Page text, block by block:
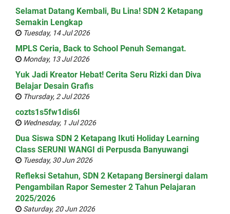
Selamat Datang Kembali, Bu Lina! SDN 2 Ketapang
Semakin Lengkap
Tuesday, 14 Jul 2026
MPLS Ceria, Back to School Penuh Semangat.
Monday, 13 Jul 2026
Yuk Jadi Kreator Hebat! Cerita Seru Rizki dan Diva
Belajar Desain Grafis
Thursday, 2 Jul 2026
cozts1s5fw1dis6l
Wednesday, 1 Jul 2026
Dua Siswa SDN 2 Ketapang Ikuti Holiday Learning
Class SERUNI WANGI di Perpusda Banyuwangi
Tuesday, 30 Jun 2026
Refleksi Setahun, SDN 2 Ketapang Bersinergi dalam
Pengambilan Rapor Semester 2 Tahun Pelajaran
2025/2026
Saturday, 20 Jun 2026